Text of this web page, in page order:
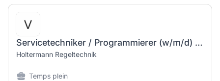
Servicetechniker / Programmierer (w/m/d) gebäudetechnischer Steuerungssysteme
Holtermann Regeltechnik
Temps plein